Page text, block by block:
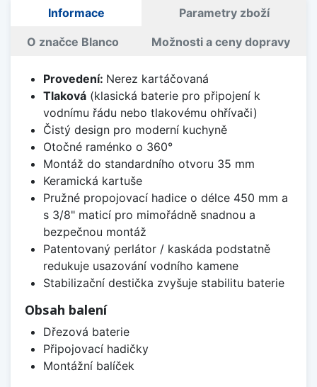
Informace Parametry zboží
O značce Blanco Možnosti a ceny dopravy
Provedení: Nerez kartáčovaná
Tlaková(klasická baterie pro připojení k
vodnímu řádu nebo tlakovému ohřívači)
Čistý design pro moderní kuchyně
Otočné raménko o 360°
Montáž do standardního otvoru 35 mm
Keramická kartuše
Pružné propojovací hadice o délce 450 mm a
s 3/8" maticí pro mimořádně snadnou a
bezpečnou montáž
Patentovaný perlátor / kaskáda podstatně
redukuje usazování vodního kamene
Stabilizační destička zvyšuje stabilitu baterie
Obsah balení
Dřezová baterie
Připojovací hadičky
Montážní balíček